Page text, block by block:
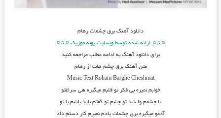
دانلود آهنگبرق چشمات رهام
♫♫♫ ارائه شده توسط وبسایت پونه موزیک ♫♫♫
برای دانلود آهنگ به ادامه مطلب مراجعه کنید
متن آهنگ برق چشم هات از رهام
Music Text Roham Barghe Cheshmat
خوابم نمیره بی فکر تو قلبم میگیره هی سراغتو
تا چشمم وا شد تو چشم تو گفتم باید باشم با تو
آدمو میگیره برق چشمات یادم نمیرم کار دستم داد